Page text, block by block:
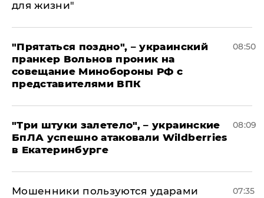
для жизни"
"Прятаться поздно", – украинский
пранкер Вольнов проник на
совещание Минобороны РФ с
представителями ВПК
08:50
"Три штуки залетело", – украинские
БпЛА успешно атаковали Wildberries
в Екатеринбурге
08:09
Мошенники пользуются ударами
07:35